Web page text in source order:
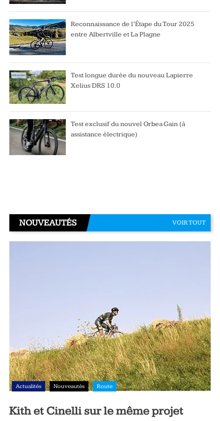
Reconnaissance de l’Étape du Tour 2025
entre Albertville et La Plagne
Test longue durée du nouveau Lapierre
Xelius DRS 10.0
Test exclusif du nouvel Orbea Gain (à
assistance électrique)
NOUVEAUTÉS VOIR TOUT
Actualités Nouveautés Route
Kith et Cinelli sur le même projet